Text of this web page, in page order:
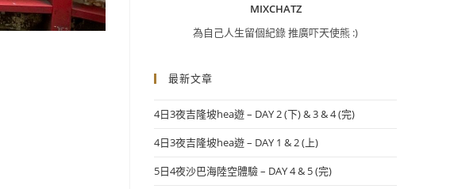
MIXCHATZ
為自己人生留個紀錄 推廣吓天使熊 :)
最新文章
4日3夜吉隆坡hea遊 – DAY 2 (下) & 3 & 4 (完)
4日3夜吉隆坡hea遊 – DAY 1 & 2 (上)
5日4夜沙巴海陸空體驗 – DAY 4 & 5 (完)